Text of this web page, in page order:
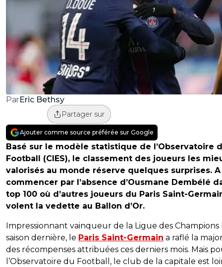
ParEric Bethsy
Partager sur
Ajouter comme source préférée sur Google
Basé sur le modèle statistique de l’Observatoire
Football (CIES), le classement des joueurs les
valorisés au monde réserve quelques surprises. A
commencer par l’absence d’Ousmane Dembélé
top 100 où d’autres joueurs du Paris Saint-
volent la vedette au Ballon d’Or.
Impressionnant vainqueur de la Ligue des Champions
saison dernière, le Paris Saint-Germain a raflé la
des récompenses attribuées ces derniers mois. Mais
l’Observatoire du Football, le club de la capitale est